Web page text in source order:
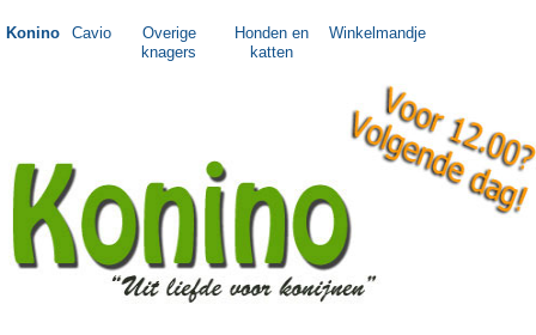
Konino Cavio
Overige
knagers
Honden en
katten
Winkelmandje